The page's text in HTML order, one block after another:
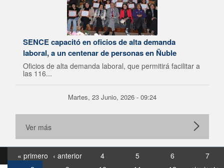
SENCE capacitó en oficios de alta demanda
laboral, a un centenar de personas en Ñuble
Oficios de alta demanda laboral, que permitirá facilitar a
las 116...
Martes, 23 Junio, 2026 - 09:24
Ver más
« primero ‹ anterior 4 5 6
7